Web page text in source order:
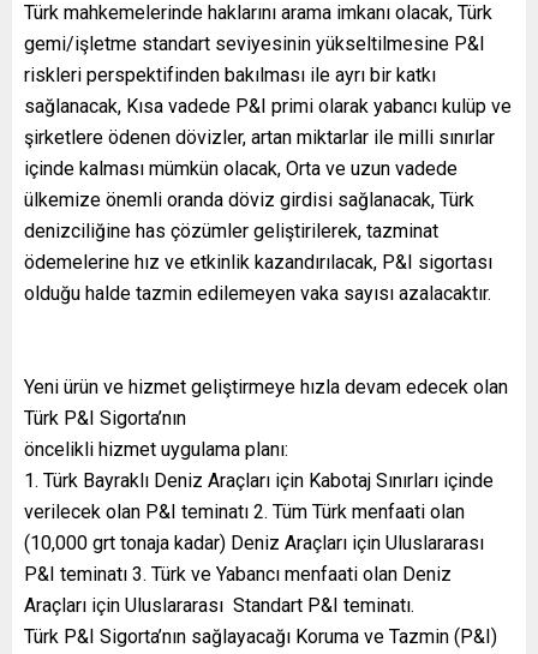
Türk mahkemelerinde haklarını arama imkanı olacak, Türk
gemi/işletme standart seviyesinin yükseltilmesine P&I
riskleri perspektifinden bakılması ile ayrı bir katkı
sağlanacak, Kısa vadede P&I primi olarak yabancı kulüp ve
şirketlere ödenen dövizler, artan miktarlar ile milli sınırlar
içinde kalması mümkün olacak, Orta ve uzun vadede
ülkemize önemli oranda döviz girdisi sağlanacak, Türk
denizciliğine has çözümler geliştirilerek, tazminat
ödemelerine hız ve etkinlik kazandırılacak, P&I sigortası
olduğu halde tazmin edilemeyen vaka sayısı azalacaktır.
Yeni ürün ve hizmet geliştirmeye hızla devam edecek olan
Türk P&I Sigorta’nın
öncelikli hizmet uygulama planı:
1. Türk Bayraklı Deniz Araçları için Kabotaj Sınırları içinde
verilecek olan P&I teminatı 2. Tüm Türk menfaati olan
(10,000 grt tonaja kadar) Deniz Araçları için Uluslararası
P&I teminatı 3. Türk ve Yabancı menfaati olan Deniz
Araçları için Uluslararası Standart P&I teminatı.
Türk P&I Sigorta’nın sağlayacağı Koruma ve Tazmin (P&I)